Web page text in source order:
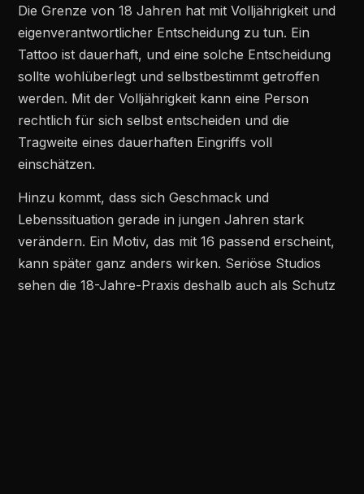
Die Grenze von 18 Jahren hat mit Volljährigkeit und
eigenverantwortlicher Entscheidung zu tun. Ein
Tattoo ist dauerhaft, und eine solche Entscheidung
sollte wohlüberlegt und selbstbestimmt getroffen
werden. Mit der Volljährigkeit kann eine Person
rechtlich für sich selbst entscheiden und die
Tragweite eines dauerhaften Eingriffs voll
einschätzen.
Hinzu kommt, dass sich Geschmack und
Lebenssituation gerade in jungen Jahren stark
verändern. Ein Motiv, das mit 16 passend erscheint,
kann später ganz anders wirken. Seriöse Studios
sehen die 18-Jahre-Praxis deshalb auch als Schutz